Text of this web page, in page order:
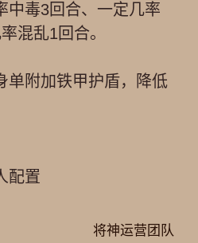
中毒3回合、一定几率
混乱1回合。
单附加铁甲护盾，降低
配置
将神运营团队